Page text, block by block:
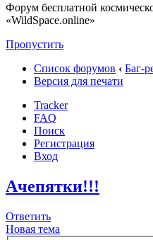
Форум бесплатной
«WildSpace.online»
Пропустить
Список форумов ‹ Баг-
Версия для печати
Tracker
FAQ
Поиск
Регистрация
Вход
Ачепятки!!!
Ответить
Новая тема